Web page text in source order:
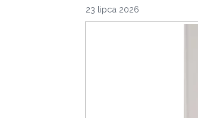
23 lipca 2026